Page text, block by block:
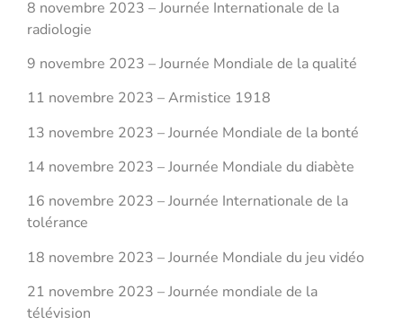
8 novembre 2023 – Journée Internationale de la
radiologie
9 novembre 2023 – Journée Mondiale de la qualité
11 novembre 2023 – Armistice 1918
13 novembre 2023 – Journée Mondiale de la bonté
14 novembre 2023 – Journée Mondiale du diabète
16 novembre 2023 – Journée Internationale de la
tolérance
18 novembre 2023 – Journée Mondiale du jeu vidéo
21 novembre 2023 – Journée mondiale de la
télévision